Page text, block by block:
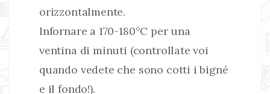
orizzontalmente.
Infornare a 170-180°C per una
ventina di minuti (controllate voi
quando vedete che sono cotti i bigné
e il fondo!).